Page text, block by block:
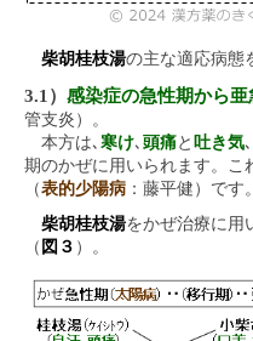
柴胡桂枝湯の主な適応病態
3.1） 感染症の急性期から
管支炎）。
本方は､ 寒け､ 頭痛と 吐き気､
期のかぜに用いられます。こ
（表的少陽病 ：藤平健）です。
柴胡桂枝湯をかぜ治療に用
（ 図３ ）。